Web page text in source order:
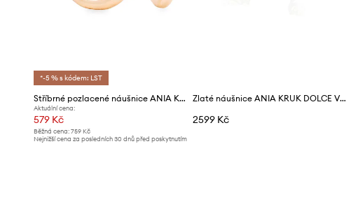
*-5 % s kódem: LST
Stříbrné pozlacené náušnice ANIA KRUK TRENDY
Aktuální cena:
579 Kč
Běžná cena: 759 Kč
Nejnižší cena za posledních 30 dnů před poskytnutím
Zlaté náušnice ANIA KRUK DOLCE VITA
2599 Kč